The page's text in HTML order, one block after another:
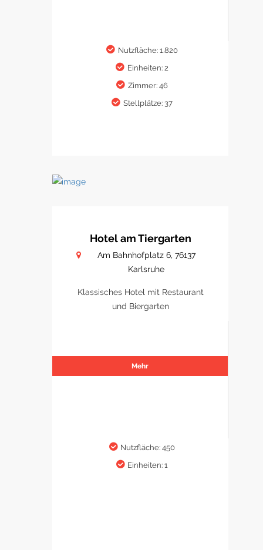
Nutzfläche: 1.820
Einheiten: 2
Zimmer: 46
Stellplätze: 37
Hotel am Tiergarten
Am Bahnhofplatz 6, 76137
Karlsruhe
Klassisches Hotel mit Restaurant
und Biergarten
Mehr
Nutzfläche: 450
Einheiten: 1